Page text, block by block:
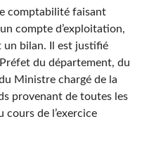
comptabilité faisant
compte d’exploitation,
un bilan. Il est justifié
du département, du
Ministre chargé de la
provenant de toutes les
cours de l’exercice